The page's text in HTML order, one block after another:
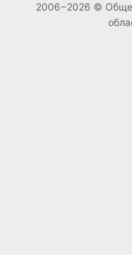
2006−2026 ©